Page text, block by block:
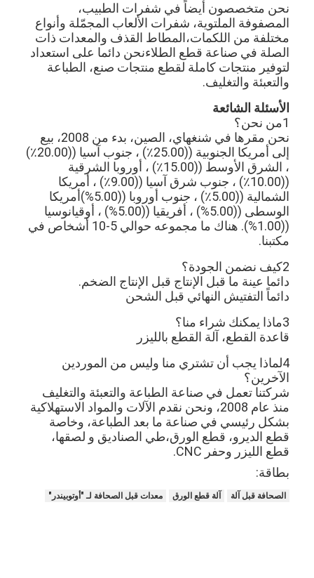
أخبار
حالات
آلة قطع الليزر
قطع الصلب القاعدة
يموت قطع المواد الاستهلاكية
يموت قطع المعدات
آلة السيارات بندر
صناعيّ يرقّق آلة
آليّ تعليب آلة
آلة الطباعة التلقائية
وظيفة الصحافة المعدات
قبل معدات الصحافة
مستهلكات أخرى
آلة الوسم الليزر
نحن متخصصون أيضاً في شفرات الطبيب،
المصفوفة الملتوية، شفرات الألعاب المجمّلة وأنواع
مختلفة من اللكمات،المطاط القذف والمعدات ذات
الصلة في صناعة قطع الطلاءنحن دائما على استعداد
لتوفير منتجات كاملة لقطع منتجات صنع، الطباعة
والتعبئة والتغليف.
الأسئلة الشائعة
1من نحن؟
نحن مقرها في شنغهاي، الصين، بدء من 2008، بيع
إلى أمريكا الجنوبية ((25.00٪) ، جنوب آسيا ((20.00٪)
، الشرق الأوسط ((15.00٪) ، أوروبا الشرقية
((10.00٪) ، جنوب شرق آسيا ((9.00٪) ، أمريكا
الشمالية ((5.00٪) ، جنوب أوروبا ((5.00%)أمريكا
الوسطى ((5.00%) ، أفريقيا ((5.00%) ، أوقيانوسيا
((1.00%). هناك ما مجموعه حوالي 5-10 أشخاص في
مكتبنا.
2كيف نضمن الجودة؟
دائما عينة ما قبل الإنتاج قبل الإنتاج الضخم.
دائماً التفتيش النهائي قبل الشحن
3ماذا يمكنك شراء منا؟
قاعدة القطع، آلة القطع بالليزر
4لماذا يجب أن تشتري منا وليس من الموردين
الآخرين؟
شركتنا تعمل في صناعة الطباعة والتعبئة والتغليف
منذ عام 2008، ونحن نقدم الآلات والمواد الاستهلاكية
بشكل رئيسي في صناعة ما بعد الطباعة، وخاصة
قطع الديرو، قطع الورق،طي الصناديق و لصقها،
قطع الليزر وحفر CNC.
بطاقة:
الصحافة قبل آلة آلة قطع الورق معدات قبل الصحافة لـ "أوتوبيندر"